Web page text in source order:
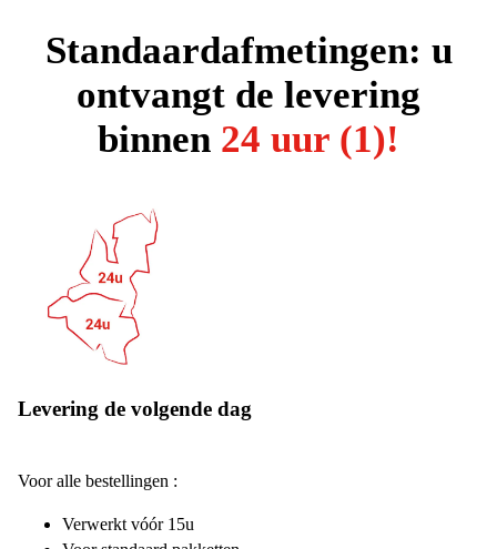
Standaardafmetingen: u
ontvangt de levering
binnen 24 uur (1)!
Levering de volgende dag
Voor alle bestellingen :
Verwerkt vóór 15u